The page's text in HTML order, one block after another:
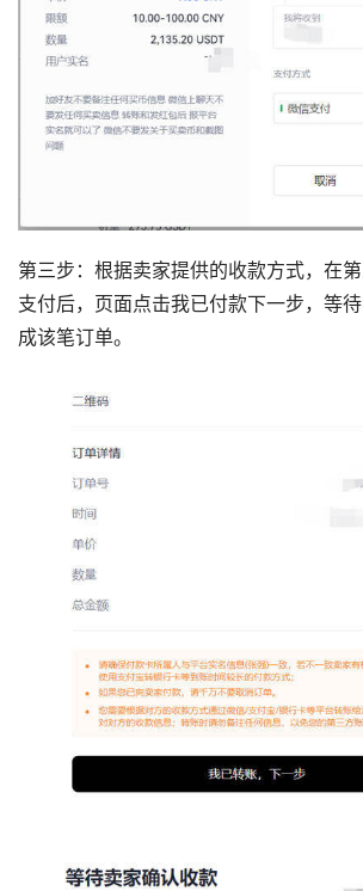
第三步：根据卖家提供的收款方式，在
支付后，页面点击我已付款下一步，等
成该笔订单。